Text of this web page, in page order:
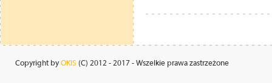
Copyright by OKIS (C) 2012 - 2017 - Wszelkie prawa zastrzeżone